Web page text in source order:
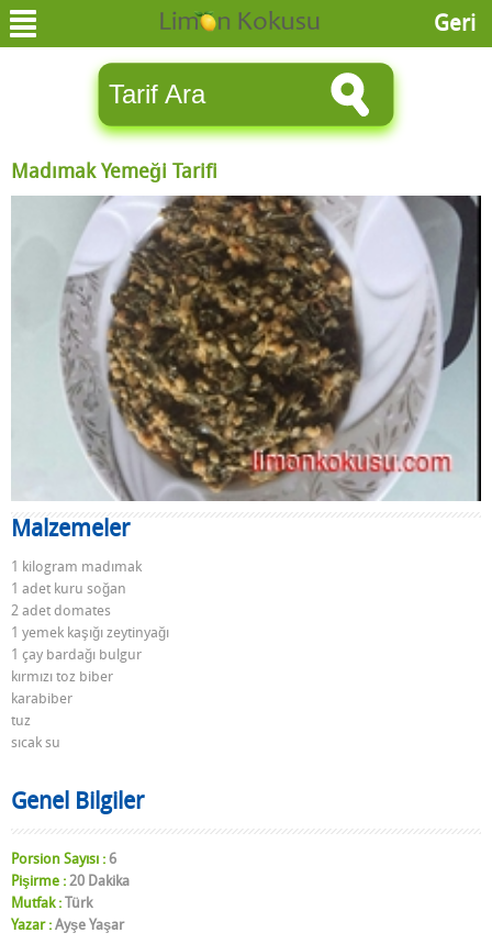
Geri
Madımak Yemeği Tarifi
Malzemeler
1 kilogram madımak
1 adet kuru soğan
2 adet domates
1 yemek kaşığı zeytinyağı
1 çay bardağı bulgur
kırmızı toz biber
karabiber
tuz
sıcak su
Genel Bilgiler
Porsion Sayısı : 6
Pişirme : 20 Dakika
Mutfak : Türk
Yazar : Ayşe Yaşar